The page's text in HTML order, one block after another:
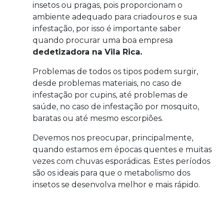
insetos ou pragas, pois proporcionam o
ambiente adequado para criadouros e sua
infestação, por isso é importante saber
quando procurar uma boa empresa
dedetizadora na Vila Rica.
Problemas de todos os tipos podem surgir,
desde problemas materiais, no caso de
infestação por cupins, até problemas de
saúde, no caso de infestação por mosquito,
baratas ou até mesmo escorpiões.
Devemos nos preocupar, principalmente,
quando estamos em épocas quentes e muitas
vezes com chuvas esporádicas. Estes períodos
são os ideais para que o metabolismo dos
insetos se desenvolva melhor e mais rápido.